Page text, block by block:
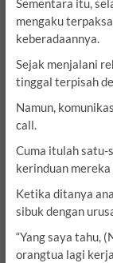
mengaku
keberadaannya.
Sejak menjalani
tinggal terpisah
Namun,
call.
Cuma itulah satu-
kerinduan mereka
Ketika ditanya
sibuk dengan
“Yang saya tahu,
orangtua lagi